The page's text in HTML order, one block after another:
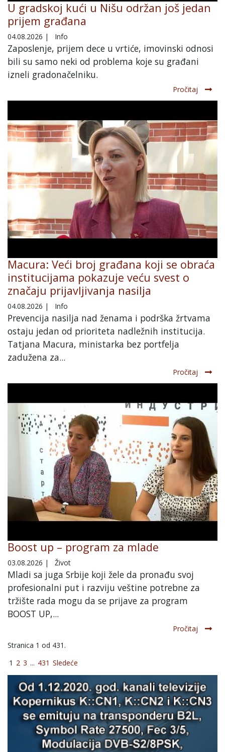
U gradskoj kući u Nišu održan još jedan
prijem građana
04.08.2026 | Info
Zaposlenje, prijem dece u vrtiće, imovinski odnosi
bili su samo neki od problema koje su građani
izneli gradonačelniku.
Pročitaj
Macura: Veći broj građana koji se obraća
institucijama pokazuje veću svest o
značaju prijavljivanja nasilja
04.08.2026 | Info
Prevencija nasilja nad ženama i podrška žrtvama
ostaju jedan od prioriteta nadležnih institucija.
Tatjana Macura, ministarka bez portfelja
zadužena za...
Pročitaj
Boost up – program za mlade
03.08.2026 | Život
Mladi sa juga Srbije koji žele da pronađu svoj
profesionalni put i razviju veštine potrebne za
tržište rada mogu da se prijave za program
BOOST UP,...
Pročitaj
Stranica 1 od 431.
1 2 3 ... 431 Sledeće